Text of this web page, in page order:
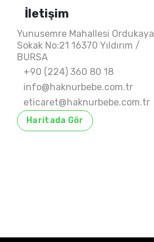
İletişim
Yunusemre Mahallesi Ordukaya
Sokak No:21 16370 Yıldırım /
BURSA
+90 (224) 360 80 18
info@haknurbebe.com.tr
eticaret@haknurbebe.com.tr
Haritada Gör